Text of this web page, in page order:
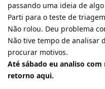
passando uma ideia de
Parti para o teste de
Não rolou. Deu problema
Não tive tempo de analisar
procurar motivos.
Até sábado eu analiso
retorno aqui.